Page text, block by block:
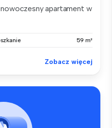
apartament w
59 m²
Zobacz więcej